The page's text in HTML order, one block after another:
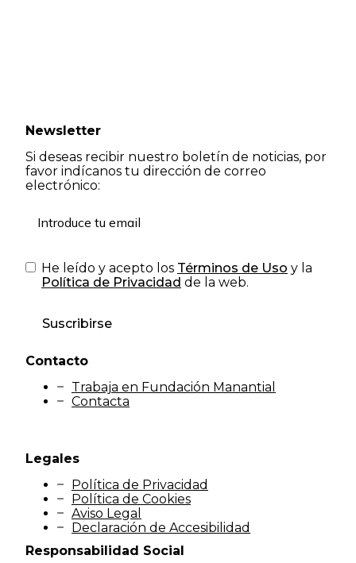
Newsletter
Si deseas recibir nuestro boletín de noticias, por
favor indícanos tu dirección de correo
electrónico:
He leído y acepto los Términos de Uso y la
Política de Privacidad de la web.
Suscribirse
Contacto
Trabaja en Fundación Manantial
Contacta
Legales
Política de Privacidad
Política de Cookies
Aviso Legal
Declaración de Accesibilidad
Responsabilidad Social